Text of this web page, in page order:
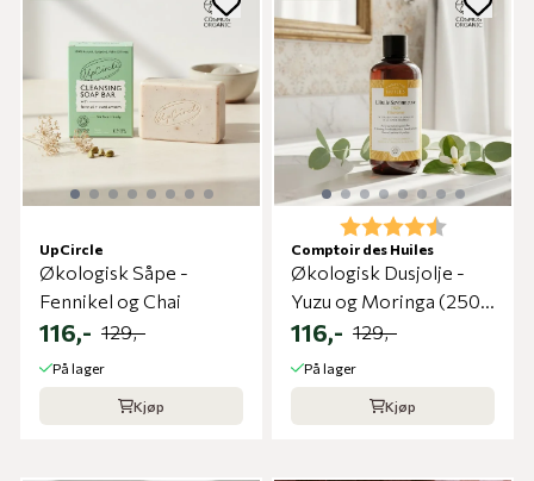
UpCircle
Økologisk Såpe -
Fennikel og Chai
116,- 129,-
På lager
Kjøp
Karakter: 4.9 av 5
Comptoir des Huiles
Økologisk Dusjolje -
Yuzu og Moringa (250
ml)
116,- 129,-
På lager
Kjøp